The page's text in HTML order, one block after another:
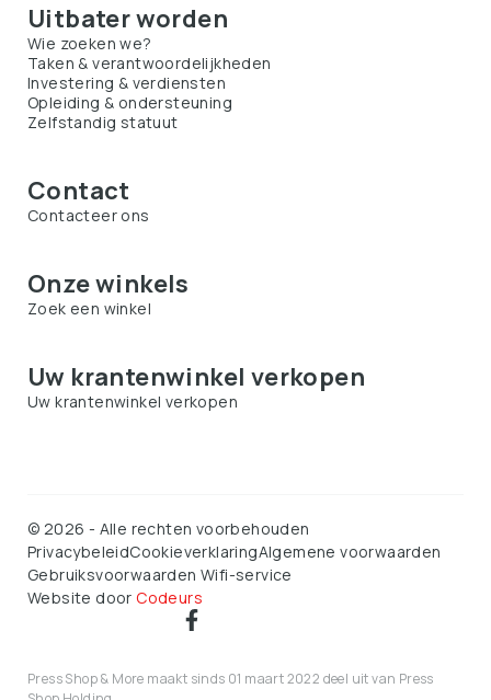
Uitbater worden
Wie zoeken we?
Taken & verantwoordelijkheden
Investering & verdiensten
Opleiding & ondersteuning
Zelfstandig statuut
Contact
Contacteer ons
Onze winkels
Zoek een winkel
Uw krantenwinkel verkopen
Uw krantenwinkel verkopen
© 2026 - Alle rechten voorbehouden
PrivacybeleidCookieverklaringAlgemene voorwaarden
Gebruiksvoorwaarden Wifi-service
Website door Codeurs
Press Shop & More maakt sinds 01 maart 2022 deel uit van Press